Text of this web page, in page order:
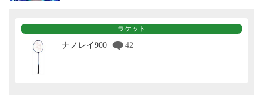
ラケット
ナノレイ900 42